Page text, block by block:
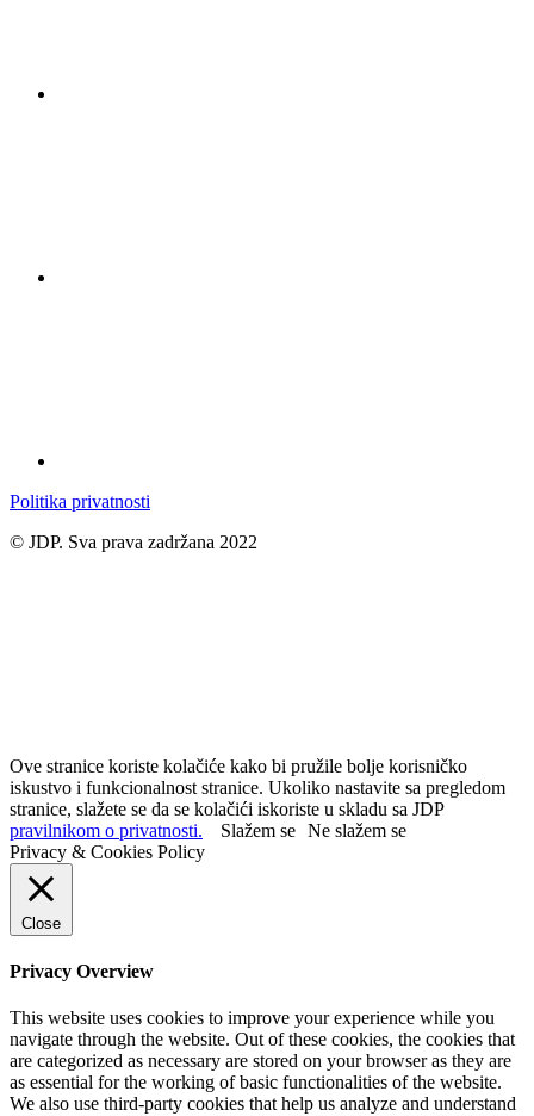
Politika privatnosti
© JDP. Sva prava zadržana 2022
Ove stranice koriste kolačiće kako bi pružile bolje korisničko
iskustvo i funkcionalnost stranice. Ukoliko nastavite sa pregledom
stranice, slažete se da se kolačići iskoriste u skladu sa JDP
pravilnikom o privatnosti.
Slažem se Ne slažem se
Privacy & Cookies Policy
Close
Privacy Overview
This website uses cookies to improve your experience while you
navigate through the website. Out of these cookies, the cookies that
are categorized as necessary are stored on your browser as they are
as essential for the working of basic functionalities of the website.
We also use third-party cookies that help us analyze and understand